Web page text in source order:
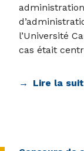
administration
l’Université
cas était
Lire la